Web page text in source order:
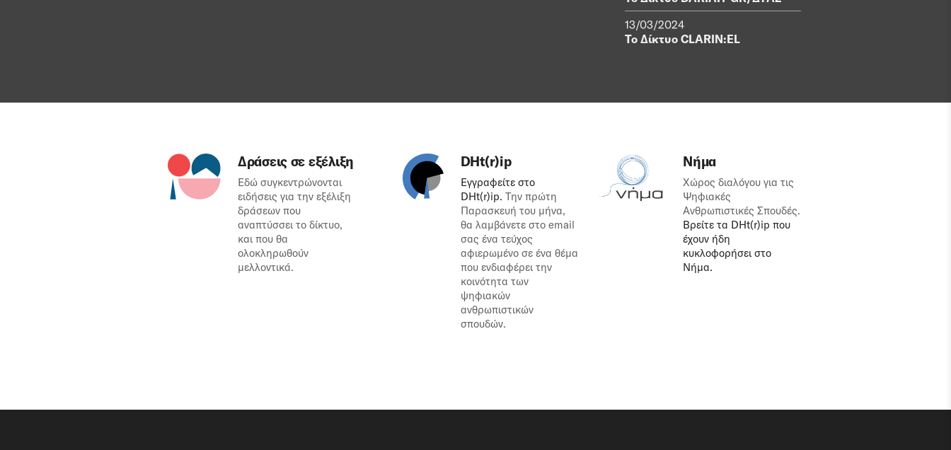
13/03/2024
Το Δίκτυο CLARIN:EL
Δράσεις σε εξέλιξη
Εδώ συγκεντρώνονται
ειδήσεις για την εξέλιξη
δράσεων που
αναπτύσσει το δίκτυο,
και που θα
ολοκληρωθούν
μελλοντικά.
DHt(r)ip
Εγγραφείτε στο
DHt(r)ip. Την πρώτη
Παρασκευή του μήνα,
θα λαμβάνετε στο email
σας ένα τεύχος
αφιερωμένο σε ένα θέμα
που ενδιαφέρει την
κοινότητα των
ψηφιακών
ανθρωπιστικών
σπουδών.
Νήμα
Χώρος διαλόγου για τις
Ψηφιακές
Ανθρωπιστικές Σπουδές.
Βρείτε τα DHt(r)ip που
έχουν ήδη
κυκλοφορήσει στο
Νήμα.